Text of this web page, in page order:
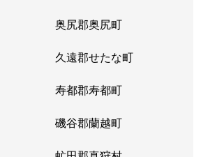
奥尻郡奥尻町
久遠郡せたな町
寿都郡寿都町
磯谷郡蘭越町